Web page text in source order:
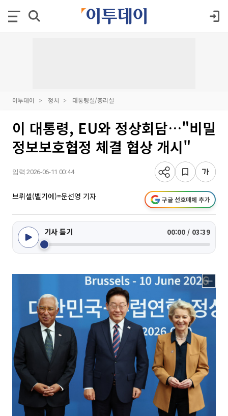
이투데이 정치 대통령실/총리실
이 대통령, EU와 정상회담…"비밀
정보보호협정 체결 협상 개시"
입력 2026-06-11 00:44
브뤼셀(벨기에)=문선영 기자 구글 선호매체 추가
기사 듣기 00:00 / 03:39